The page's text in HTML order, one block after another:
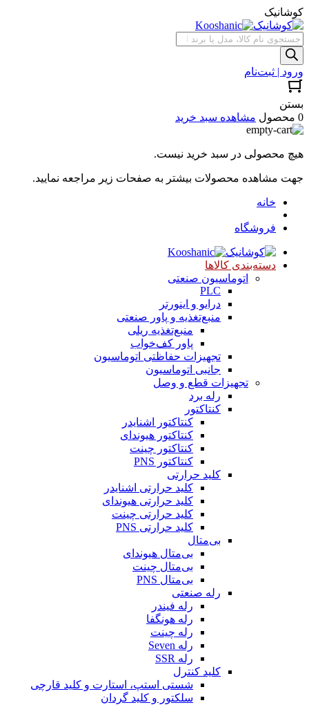
کوشانیک
جستجوی
محصولات
ورود | ثبت‌نام
بستن
0 محصول
مشاهده سبد خرید
هیچ محصولی در سبد خرید نیست.
جهت مشاهده محصولات بیشتر به صفحات زیر مراجعه نمایید.
خانه
فروشگاه
دسته‌بندی کالاها
اتوماسیون صنعتی
PLC
درایو و اینورتر
منبع‌تغذیه و پاور صنعتی
منبع‌تغذیه ریلی
پاور کف‌خواب
تجهیزات حفاظتی اتوماسیون
جانبی اتوماسیون
تجهیزات قطع و وصل
رله برد
کنتاکتور
کنتاکتور اشنایدر
کنتاکتور هیوندای
کنتاکتور چینت
کنتاکتور PNS
کلید حرارتی
کلید حرارتی اشنایدر
کلید حرارتی هیوندای
کلید حرارتی چینت
کلید حرارتی PNS
بی‌متال
بی‌متال هیوندای
بی‌متال چینت
بی‌متال PNS
رله صنعتی
رله فیندر
رله هونگفا
رله چینت
رله Seven
رله SSR
کلید کنترل
شستی استپ، استارت و کلید قارچی
سلکتور و کلید گردان